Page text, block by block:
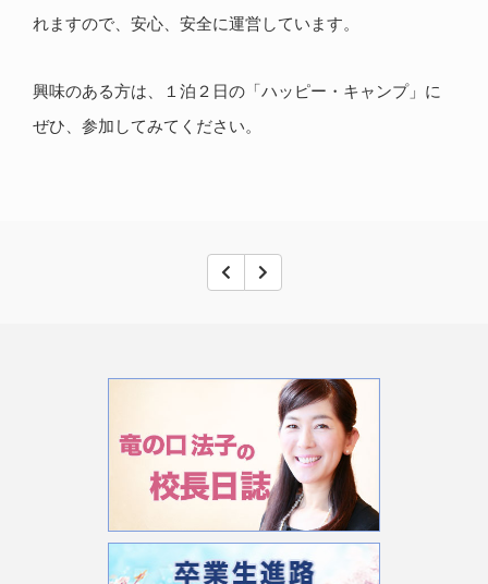
れますので、安心、安全に運営しています。
興味のある方は、１泊２日の「ハッピー・キャンプ」に
ぜひ、参加してみてください。